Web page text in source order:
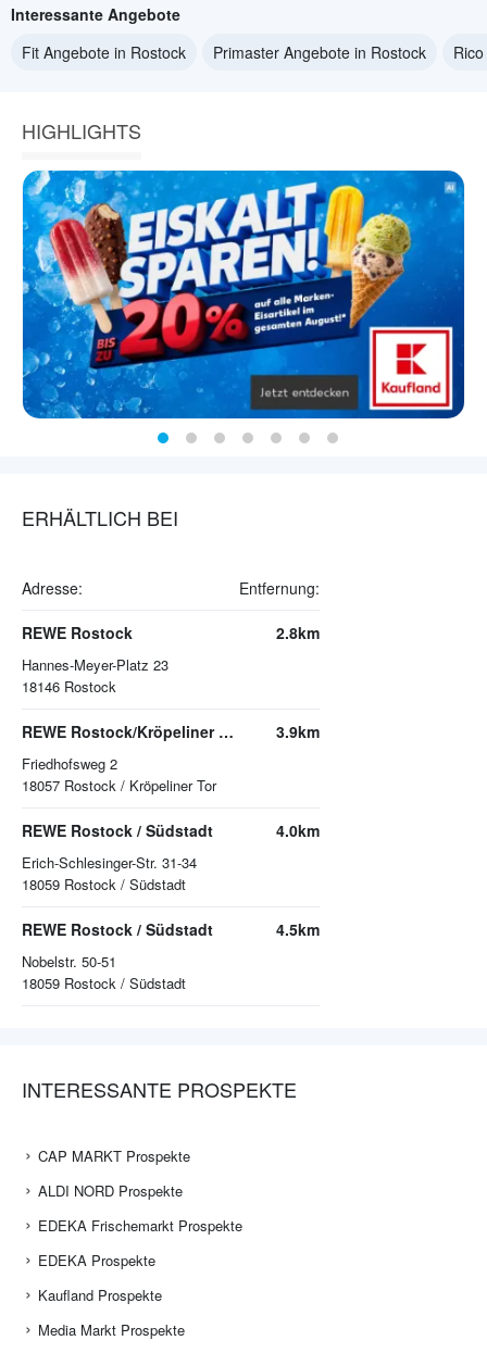
Interessante Angebote
Fit Angebote in Rostock
Primaster Angebote in Rostock
HIGHLIGHTS
ERHÄLTLICH BEI
Adresse: Entfernung:
REWE Rostock
Hannes-Meyer-Platz 23
18146 Rostock
2.8km
REWE Rostock/Kröpeliner Tor
Friedhofsweg 2
18057 Rostock / Kröpeliner Tor
3.9km
REWE Rostock / Südstadt
Erich-Schlesinger-Str. 31-34
18059 Rostock / Südstadt
4.0km
REWE Rostock / Südstadt
Nobelstr. 50-51
18059 Rostock / Südstadt
4.5km
INTERESSANTE PROSPEKTE
CAP MARKT Prospekte
ALDI NORD Prospekte
EDEKA Frischemarkt Prospekte
EDEKA Prospekte
Kaufland Prospekte
Media Markt Prospekte